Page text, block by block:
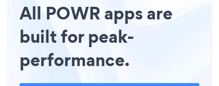
All POWR apps are
built for peak-
performance.